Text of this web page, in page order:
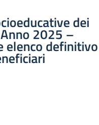
dei
2025 –
elenco